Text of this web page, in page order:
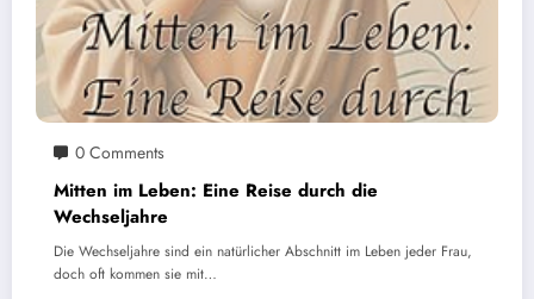
0 Comments
Mitten im Leben: Eine Reise durch die
Wechseljahre
Die Wechseljahre sind ein natürlicher Abschnitt im Leben jeder Frau,
doch oft kommen sie mit…